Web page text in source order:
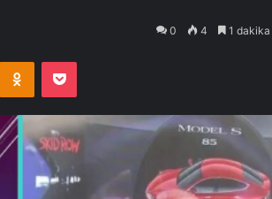
0 4 1
Odnoklassniki
Pocket